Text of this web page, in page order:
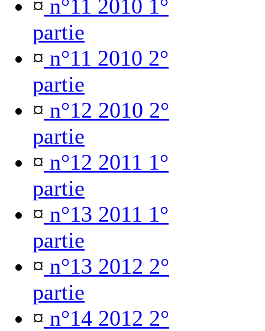
¤ n°11 2010 1°
partie
¤ n°11 2010 2°
partie
¤ n°12 2010 2°
partie
¤ n°12 2011 1°
partie
¤ n°13 2011 1°
partie
¤ n°13 2012 2°
partie
¤ n°14 2012 2°